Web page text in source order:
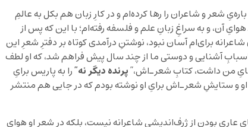
شعر و شاعران را رها کرده‌ام و در کارِ زبان هم بکل به عالمِ
آن، و به سراغِ زبانِ علم و فلسفه رفته‌ام؛ با اين که پس از
برای‌ام آسان نبود، نوشتنِ درآمدی کوتاه بر دفترِ شعرِ اين
اسبابِ آشنايی و دوستی ما از چند سال پيش فراهم شد، که او لطف
من داشت، کتاب‌ِ شعرـ‌اش،”پرنده ديگر نه”را به پاريس برایِ
و ستايشِ شعرـ‌اش برایِ او نوشته بودم که در جايی هم منتشر
عاری بودن از ژرف‌انديشی شاعرانه نيست، بلکه در شعرِ او هوایِ